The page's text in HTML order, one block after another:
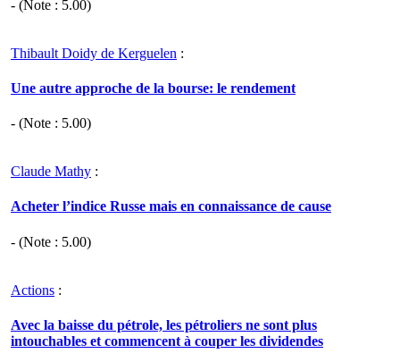
- (Note : 5.00)
Thibault Doidy de Kerguelen :
Une autre approche de la bourse: le rendement
- (Note : 5.00)
Claude Mathy :
Acheter l’indice Russe mais en connaissance de cause
- (Note : 5.00)
Actions :
Avec la baisse du pétrole, les pétroliers ne sont plus
intouchables et commencent à couper les dividendes